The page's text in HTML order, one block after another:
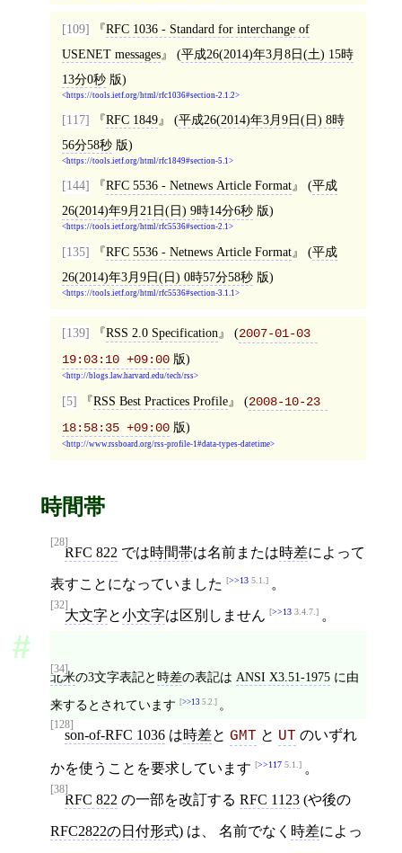
[109]
RFC 1036 - Standard for interchange of
USENET messages
(平成26(2014)年3月8日(土) 15時
13分0秒版)
https://tools.ietf.org/html/rfc1036#section-2.1.2
[117] RFC 1849 (平成26(2014)年3月9日(日) 8時
56分58秒版)
https://tools.ietf.org/html/rfc1849#section-5.1
[144] RFC 5536 - Netnews Article Format (平成
26(2014)年9月21日(日) 9時14分6秒版)
https://tools.ietf.org/html/rfc5536#section-2.1
[135] RFC 5536 - Netnews Article Format (平成
26(2014)年3月9日(日) 0時57分58秒版)
https://tools.ietf.org/html/rfc5536#section-3.1.1
[139] RSS 2.0 Specification (2007-01-03
19:03:10 +09:00版)
http://blogs.law.harvard.edu/tech/rss
[5] RSS Best Practices Profile (2008-10-23
18:58:35 +09:00版)
http://www.rssboard.org/rss-profile-1#data-types-datetime
時間帯
[28]
RFC 822 では時間帯は名前または時差によって
表すことになっていました >>13 5.1. 。
[32]
大文字と小文字は区別しません >>13 3.4.7. 。
[34]
北米の3文字表記と時差の表記は ANSI X3.51-1975 に由
来するとされています
>>13 5.2. 。
[128]
son-of-RFC 1036 は時差と GMT と UT のいずれ
かを使うことを要求しています >>117 5.1. 。
[38]
RFC 822 の一部を改訂する RFC 1123 (や後の
RFC2822の日付形式) は、 名前でなく 時差によっ